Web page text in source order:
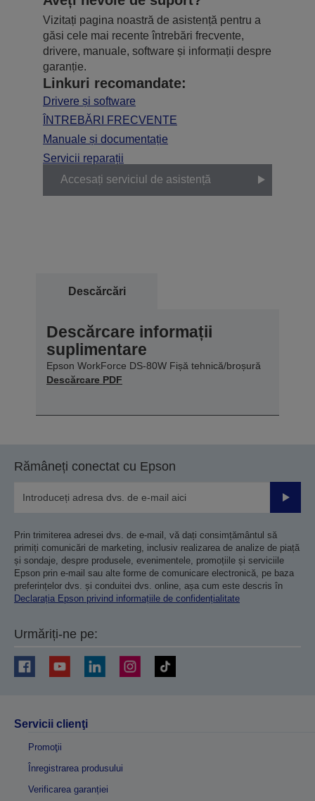
Vizitați pagina noastră de asistență pentru a
găsi cele mai recente întrebări frecvente,
drivere, manuale, software și informații despre
garanție.
Linkuri recomandate:
Drivere și software
ÎNTREBĂRI FRECVENTE
Manuale și documentație
Servicii reparații
Accesați serviciul de asistență
Descărcări
Descărcare informații
suplimentare
Epson WorkForce DS-80W Fișă tehnică/broșură
Descărcare PDF
Rămâneți conectat cu Epson
Prin trimiterea adresei dvs. de e-mail, vă dați consimțământul să
primiți comunicări de marketing, inclusiv realizarea de analize de piață
și sondaje, despre produsele, evenimentele, promoțiile și serviciile
Epson prin e-mail sau alte forme de comunicare electronică, pe baza
preferințelor dvs. și conduitei dvs. online, așa cum este descris în
Declarația Epson privind informațiile de confidențialitate
Urmăriți-ne pe:
Servicii clienţi
Promoţii
Înregistrarea produsului
Verificarea garanției